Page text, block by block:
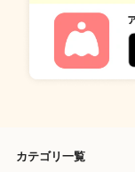
カテゴリ一覧